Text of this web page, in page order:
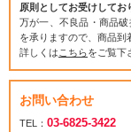
原則としてお受けしてお
万が一、不良品・商品
を承りますので、商品到
詳しくは こちらをご覧下
お問い合わせ
TEL： 03-6825-3422